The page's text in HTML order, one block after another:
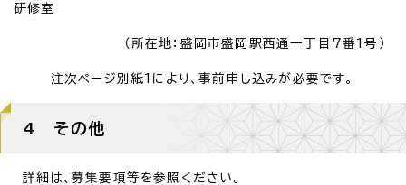
研修室
（所在地：盛岡市盛岡駅西通一丁目7番1号）
注次ページ別紙1により、事前申し込みが必要です。
4 その他
詳細は、募集要項等を参照ください。